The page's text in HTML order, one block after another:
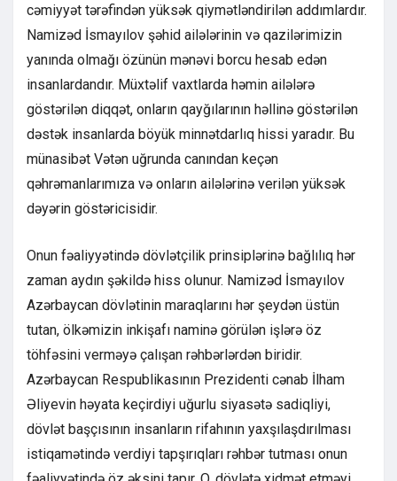
cəmiyyət tərəfindən yüksək qiymətləndirilən addımlardır.
Namizəd İsmayılov şəhid ailələrinin və qazilərimizin
yanında olmağı özünün mənəvi borcu hesab edən
insanlardandır. Müxtəlif vaxtlarda həmin ailələrə
göstərilən diqqət, onların qayğılarının həllinə göstərilən
dəstək insanlarda böyük minnətdarlıq hissi yaradır. Bu
münasibət Vətən uğrunda canından keçən
qəhrəmanlarımıza və onların ailələrinə verilən yüksək
dəyərin göstəricisidir.
Onun fəaliyyətində dövlətçilik prinsiplərinə bağlılıq hər
zaman aydın şəkildə hiss olunur. Namizəd İsmayılov
Azərbaycan dövlətinin maraqlarını hər şeydən üstün
tutan, ölkəmizin inkişafı naminə görülən işlərə öz
töhfəsini verməyə çalışan rəhbərlərdən biridir.
Azərbaycan Respublikasının Prezidenti cənab İlham
Əliyevin həyata keçirdiyi uğurlu siyasətə sadiqliyi,
dövlət başçısının insanların rifahının yaxşılaşdırılması
istiqamətində verdiyi tapşırıqları rəhbər tutması onun